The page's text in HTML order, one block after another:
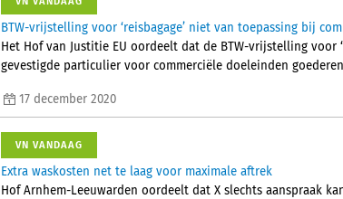
BTW-vrijstelling voor ‘reisbagage’ niet van toepassing bij
Het Hof van Justitie EU oordeelt dat de BTW-vrijstelling voor
gevestigde particulier voor commerciële doeleinden
17 december 2020
VN VANDAAG
Extra waskosten net te laag voor maximale aftrek
Hof Arnhem-Leeuwarden oordeelt dat X slechts aanspraak